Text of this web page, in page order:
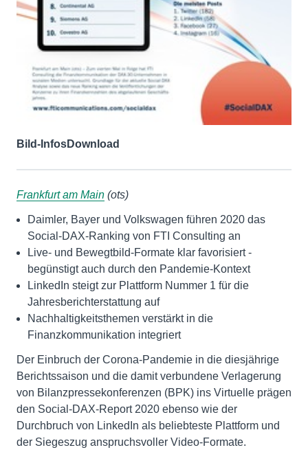
Bild-InfosDownload
Frankfurt am Main (ots)
Daimler, Bayer und Volkswagen führen 2020 das
Social-DAX-Ranking von FTI Consulting an
Live- und Bewegtbild-Formate klar favorisiert -
begünstigt auch durch den Pandemie-Kontext
LinkedIn steigt zur Plattform Nummer 1 für die
Jahresberichterstattung auf
Nachhaltigkeitsthemen verstärkt in die
Finanzkommunikation integriert
Der Einbruch der Corona-Pandemie in die diesjährige
Berichtssaison und die damit verbundene Verlagerung
von Bilanzpressekonferenzen (BPK) ins Virtuelle prägen
den Social-DAX-Report 2020 ebenso wie der
Durchbruch von LinkedIn als beliebteste Plattform und
der Siegeszug anspruchsvoller Video-Formate.